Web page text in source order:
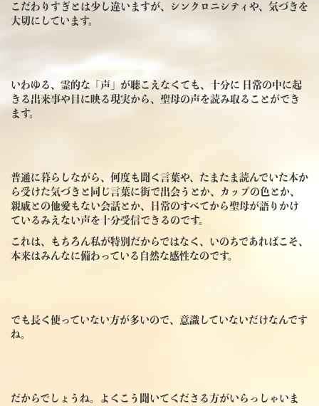
こだわりすぎとは少し違いますが、シンクロニシティや、気づきを
大切にしています。
いわゆる、霊的な「声」が聴こえなくても、十分に 日常の中に起
きる出来事や目に映る現実から、聖母の声を読み取ることができ
ます。
普通に暮らしながら、何度も聞く言葉や、たまたま読んでいた本か
ら受けた気づきと同じ言葉に街で出会うとか、カップの色とか、
親戚との他愛もない会話とか、日常のすべてから聖母が語りかけ
ているみえない声を十分受信できるのです。
これは、もちろん私が特別だからではなく、いのちであればこそ、
本来はみんなに備わっている自然な感性なのです。
でも長く使っていない方が多いので、意識していないだけなんです
ね。
だからでしょうね。よくこう聞いてくださる方がいらっしゃいま